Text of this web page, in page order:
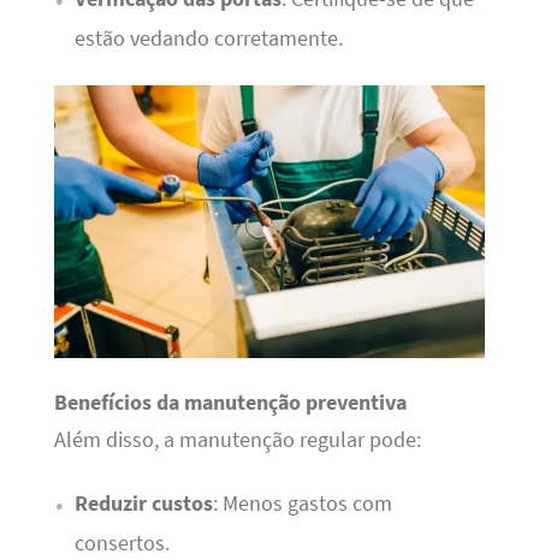
estão vedando corretamente.
Benefícios da manutenção preventiva
Além disso, a manutenção regular pode:
Reduzir custos: Menos gastos com
consertos.